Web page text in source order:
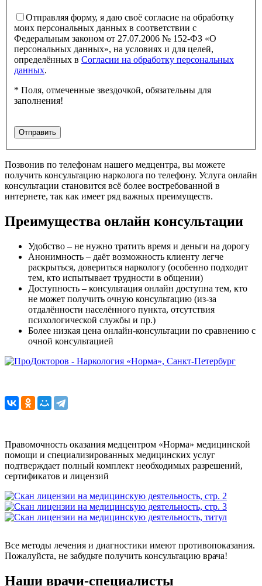
Отправляя форму, я даю своё согласие на обработку
моих персональных данных в соответствии с
Федеральным законом от 27.07.2006 № 152-ФЗ «О
персональных данных», на условиях и для целей,
определённых в Согласии на обработку персональных
данных.
* Поля, отмеченные звездочкой, обязательны для
заполнения!
Позвонив по телефонам нашего медцентра, вы можете
получить консультацию нарколога по телефону. Услуга онлайн
консультации становится всё более востребованной в
интернете, так как имеет ряд важных преимуществ.
Преимущества онлайн консультации
Удобство – не нужно тратить время и деньги на дорогу
Анонимность – даёт возможность клиенту легче
раскрыться, довериться наркологу (особенно подходит
тем, кто испытывает трудности в общении)
Доступность – консультация онлайн доступна тем, кто
не может получить очную консультацию (из-за
отдалённости населённого пункта, отсутствия
психологической службы и пр.)
Более низкая цена онлайн-консультации по сравнению с
очной консультацией
Правомочность оказания медцентром «Норма» медицинской
помощи и специализированных медицинских услуг
подтверждает полный комплект необходимых разрешений,
сертификатов и лицензий
Все методы лечения и диагностики имеют противопоказания.
Пожалуйста, не забудьте получить консультацию врача!
Наши врачи-специалисты